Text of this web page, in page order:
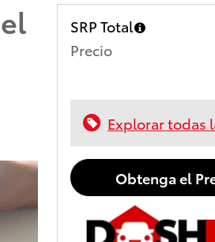
SRP Total
Precio
Explorar todas
Obtenga el